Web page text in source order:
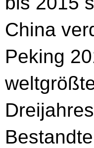
China
Peking